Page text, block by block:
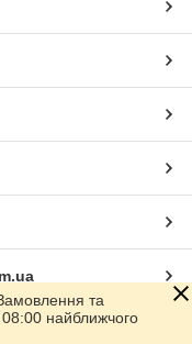
та
08:00 найближчого